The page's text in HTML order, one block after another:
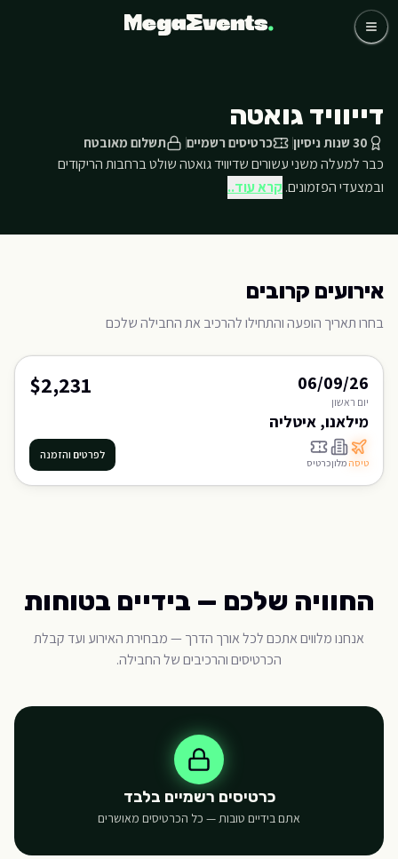
דלג לתוכן הראשי
כדורגל
שאלות נפוצות
אודותינו
דייוויד גואטה
30 שנות ניסיון כרטיסים רשמיים תשלום מאובטח
כבר למעלה משני עשורים שדיוויד גואטה שולט ברחבות הריקודים
ובמצעדי הפזמונים. קרא עוד..
אירועים קרובים
בחרו תאריך הופעה והתחילו להרכיב את החבילה שלכם
06/09/26
יום ראשון
$2,231
מילאנו, איטליה
טיסה מלוןכרטיס
לפרטים והזמנה
החוויה שלכם — בידיים בטוחות
אנחנו מלווים אתכם לכל אורך הדרך — מבחירת האירוע ועד קבלת
הכרטיסים והרכיבים של החבילה.
כרטיסים רשמיים בלבד
אתם בידיים טובות — כל הכרטיסים מאושרים